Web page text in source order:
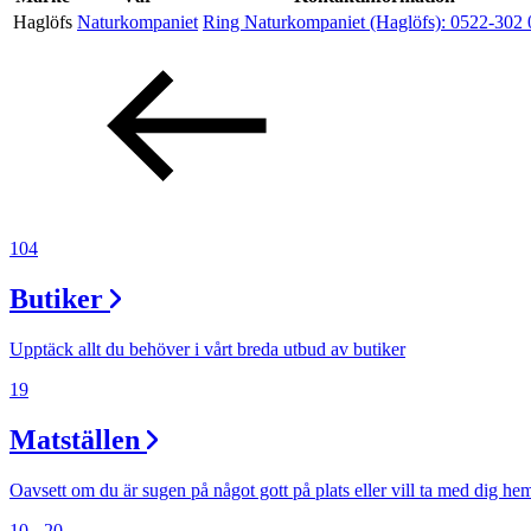
Erbjudanden
Kundklubb
Sök
Öppettider
Praktisk information
Haglöfs Naturkompaniet Ring Naturkompaniet (Haglöfs): 0522-302
104
Butiker
Upptäck allt du behöver i vårt breda utbud av butiker
19
Matställen
Oavsett om du är sugen på något gott på plats eller vill ta med dig